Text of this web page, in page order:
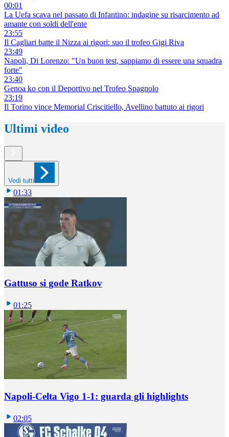
00:01
La Uefa scava nel passato di Infantino: indagine su risarcimento ad
amante con soldi dell'ente
23:55
Il Cagliari batte il Nizza ai rigori: suo il trofeo Gigi Riva
23:49
Napoli, Di Lorenzo: "Un buon test, sappiamo di essere una squadra
forte"
23:40
Genoa ko con il Deportivo nel Trofeo Spagnolo
23:19
Il Torino vince Memorial Criscitiello, Avellino battuto ai rigori
Ultimi video
Vedi tutti
01:33
Gattuso si gode Ratkov
01:25
Napoli-Celta Vigo 1-1: guarda gli highlights
02:05